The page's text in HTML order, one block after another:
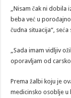
„Nisam čak ni
beba već u
čudna situacija“, seća
„Sada imam vidljiv
oporavljam od
Prema žalbi koju je
medicinsko osoblje u